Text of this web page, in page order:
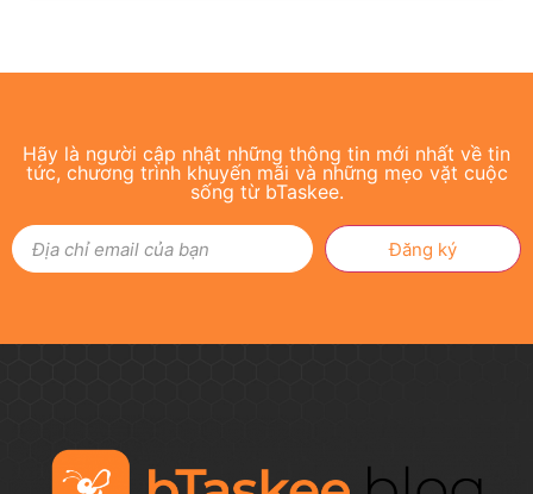
Hãy là người cập nhật những thông tin mới nhất về tin
tức, chương trình khuyến mãi và những mẹo vặt cuộc
sống từ bTaskee.
Đăng ký